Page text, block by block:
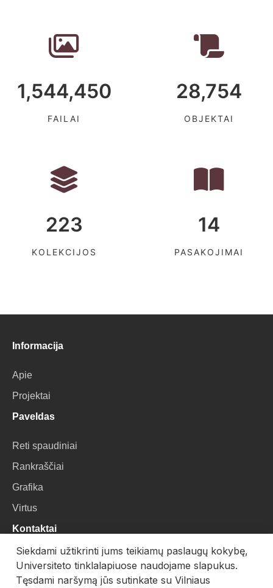
1,544,450
FAILAI
28,754
OBJEKTAI
223
KOLEKCIJOS
14
PASAKOJIMAI
Informacija
Apie
Projektai
Paveldas
Reti spaudiniai
Rankraščiai
Grafika
Virtus
Kontaktai
VU Biblioteka
Universiteto g. 3, LT-01122, Vilnius
Siekdami užtikrinti jums teikiamų paslaugų kokybę,
Universiteto tinklalapiuose naudojame slapukus.
Tęsdami naršymą jūs sutinkate su Vilniaus